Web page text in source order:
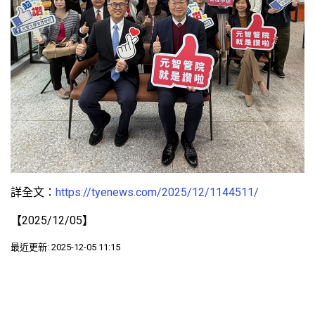
詳全文： https://tyenews.com/2025/12/1144511/
【2025/12/05】
最近更新: 2025-12-05 11:15